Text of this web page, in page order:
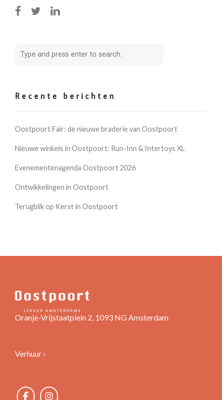
Recente berichten
Oostpoort Fair: de nieuwe braderie van Oostpoort
Nieuwe winkels in Oostpoort: Run-Inn & Intertoys XL
Evenementenagenda Oostpoort 2026
Ontwikkelingen in Oostpoort
Terugblik op Kerst in Oostpoort
Oranje-Vrijstaatplein 2, 1093 NG Amsterdam
Verhuur ›